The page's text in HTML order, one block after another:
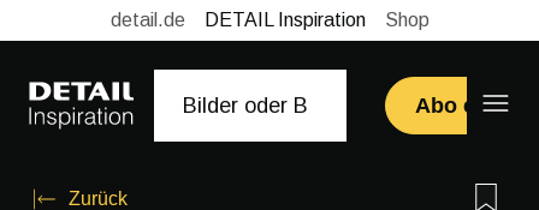
detail.de DETAIL Inspiration Shop
Abo
Zurück